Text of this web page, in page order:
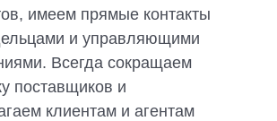
имеем прямые контакты
и управляющими
Всегда сокращаем
поставщиков и
клиентам и агентам